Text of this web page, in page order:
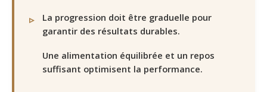
La progression doit être graduelle pour
garantir des résultats durables.
Une alimentation équilibrée et un repos
suffisant optimisent la performance.